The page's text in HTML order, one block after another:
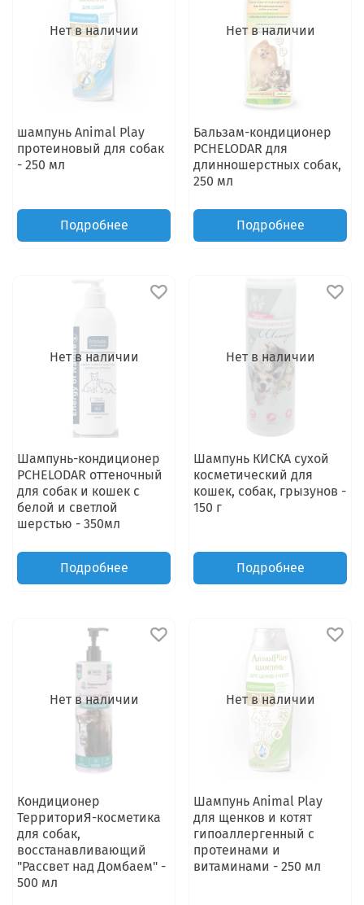
Нет в наличии
шампунь Animal Play
протеиновый для собак
- 250 мл
Подробнее
Нет в наличии
Бальзам-кондиционер
PCHELODAR для
длинношерстных собак,
250 мл
Подробнее
Нет в наличии
Шампунь-кондиционер
PCHELODAR оттеночный
для собак и кошек с
белой и светлой
шерстью - 350мл
Подробнее
Нет в наличии
Шампунь КИСКА сухой
косметический для
кошек, собак, грызунов -
150 г
Подробнее
Нет в наличии
Кондиционер
ТерриториЯ-косметика
для собак,
восстанавливающий
"Рассвет над Домбаем" -
500 мл
Нет в наличии
Шампунь Animal Play
для щенков и котят
гипоаллергенный с
протеинами и
витаминами - 250 мл